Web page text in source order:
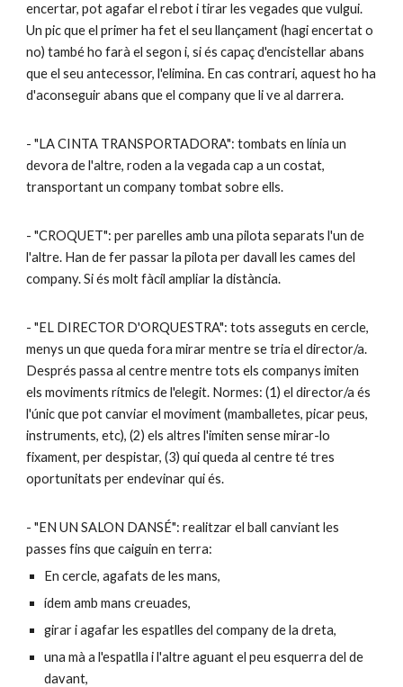
encertar, pot agafar el rebot i tirar les vegades que vulgui.
Un pic que el primer ha fet el seu llançament (hagi encertat o
no) també ho farà el segon i, si és capaç d'encistellar abans
que el seu antecessor, l'elimina. En cas contrari, aquest ho ha
d'aconseguir abans que el company que li ve al darrera.
- "LA CINTA TRANSPORTADORA": tombats en línia un
devora de l'altre, roden a la vegada cap a un costat,
transportant un company tombat sobre ells.
- "CROQUET": per parelles amb una pilota separats l'un de
l'altre. Han de fer passar la pilota per davall les cames del
company. Si és molt fàcil ampliar la distància.
- "EL DIRECTOR D'ORQUESTRA": tots asseguts en cercle,
menys un que queda fora mirar mentre se tria el director/a.
Després passa al centre mentre tots els companys imiten
els moviments rítmics de l'elegit. Normes: (1) el director/a és
l'únic que pot canviar el moviment (mamballetes, picar peus,
instruments, etc), (2) els altres l'imiten sense mirar-lo
fixament, per despistar, (3) qui queda al centre té tres
oportunitats per endevinar qui és.
- "EN UN SALON DANSÉ": realitzar el ball canviant les
passes fins que caiguin en terra:
En cercle, agafats de les mans,
ídem amb mans creuades,
girar i agafar les espatlles del company de la dreta,
una mà a l'espatlla i l'altre aguant el peu esquerra del de
davant,